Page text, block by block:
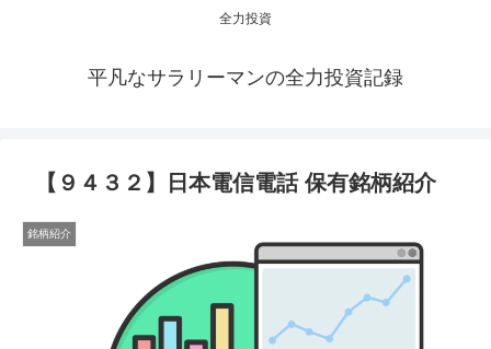
全力投資
平凡なサラリーマンの全力投資記録
【９４３２】日本電信電話 保有銘柄紹介
銘柄紹介